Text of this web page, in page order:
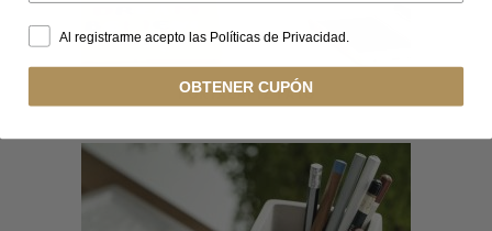
PORTALÁPIZ PATO
Al registrarme acepto las Políticas de Privacidad.
OBTENER CUPÓN